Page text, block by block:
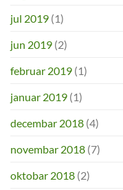
jul 2019 (1)
jun 2019 (2)
februar 2019 (1)
januar 2019 (1)
decembar 2018 (4)
novembar 2018 (7)
oktobar 2018 (2)